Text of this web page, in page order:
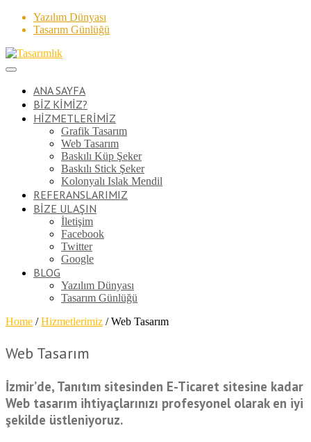
Yazılım Dünyası
Tasarım Günlüğü
ANA SAYFA
BİZ KİMİZ?
HİZMETLERİMİZ
Grafik Tasarım
Web Tasarım
Baskılı Küp Şeker
Baskılı Stick Şeker
Kolonyalı Islak Mendil
REFERANSLARIMIZ
BİZE ULAŞIN
İletişim
Facebook
Twitter
Google
BLOG
Yazılım Dünyası
Tasarım Günlüğü
Home / Hizmetlerimiz / Web Tasarım
Web Tasarım
İzmir’de, Tanıtım sitesinden E-Ticaret sitesine kadar
Web tasarım ihtiyaçlarınızı profesyonel olarak en iyi
şekilde üstleniyoruz.